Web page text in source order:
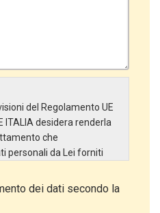
del Regolamento UE
ITALIA desidera renderla
che
personali da Lei forniti
dei dati secondo la